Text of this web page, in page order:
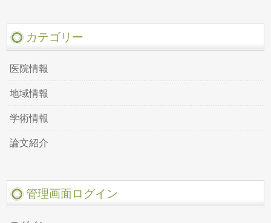
カテゴリー
医院情報
地域情報
学術情報
論文紹介
管理画面ログイン